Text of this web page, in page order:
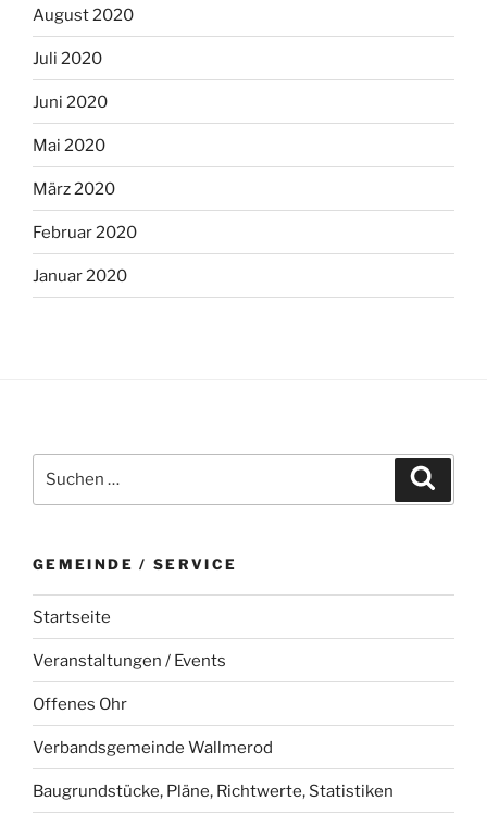
August 2020
Juli 2020
Juni 2020
Mai 2020
März 2020
Februar 2020
Januar 2020
nach:
GEMEINDE / SERVICE
Startseite
Veranstaltungen / Events
Offenes Ohr
Verbandsgemeinde Wallmerod
Baugrundstücke, Pläne, Richtwerte, Statistiken